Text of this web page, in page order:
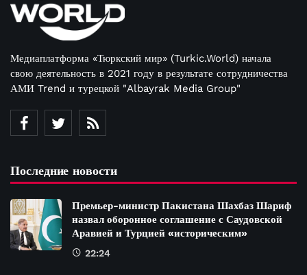
Медиаплатформа «Тюркский мир» (Turkic.World) начала
свою деятельность в 2021 году в результате сотрудничества
АМИ Trend и турецкой "Albayrak Media Group"
Последние новости
Премьер-министр Пакистана Шахбаз Шариф
назвал оборонное соглашение с Саудовской
Аравией и Турцией «историческим»
22:24